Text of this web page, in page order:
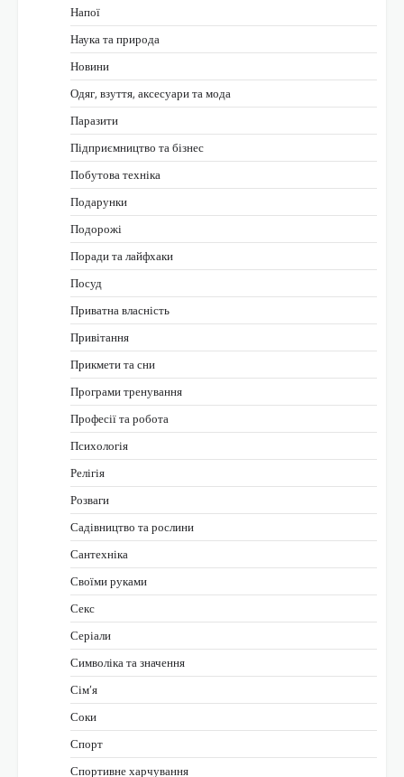
Напої
Наука та природа
Новини
Одяг, взуття, аксесуари та мода
Паразити
Підприємництво та бізнес
Побутова техніка
Подарунки
Подорожі
Поради та лайфхаки
Посуд
Приватна власність
Привітання
Прикмети та сни
Програми тренування
Професії та робота
Психологія
Релігія
Розваги
Садівництво та рослини
Сантехніка
Своїми руками
Секс
Серіали
Символіка та значення
Сім’я
Соки
Спорт
Спортивне харчування